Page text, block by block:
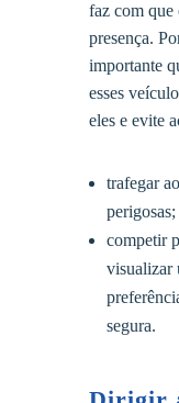
faz com que
presença.
importante
esses
eles e evite
trafegar
perigosas;
competir
visualizar
segura.